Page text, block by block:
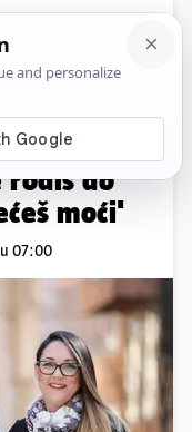
Komentari
pogađa
rodiš do
moći'
07:00